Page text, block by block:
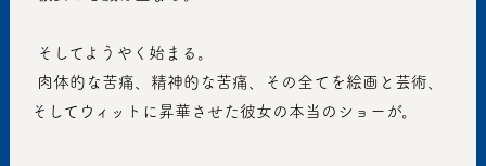
そしてようやく始まる。
そしてウィットに昇華させた彼女の本当のショーが。